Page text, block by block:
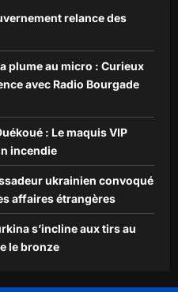
relance des
plume au micro : Curieux
avec Radio Bourgade
: Le maquis VIP
incendie
ukrainien convoqué
affaires étrangères
s’incline aux tirs au
le bronze